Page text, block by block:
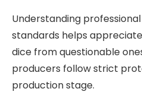
Understanding
standards helps
dice from questionable
producers follow strict
production stage.